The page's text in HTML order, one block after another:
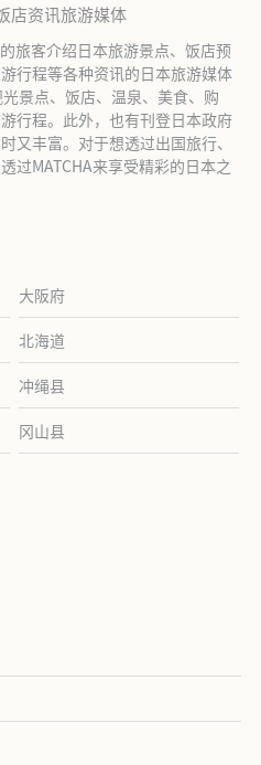
店资讯旅游媒体
旅客介绍日本旅游景点、饭店预
行程等各种资讯的日本旅游媒体
景点、饭店、温泉、美食、购
行程。此外，也有刊登日本政府
又丰富。对于想透过出国旅行、
过MATCHA来享受精彩的日本之
大阪府
北海道
冲绳县
冈山县